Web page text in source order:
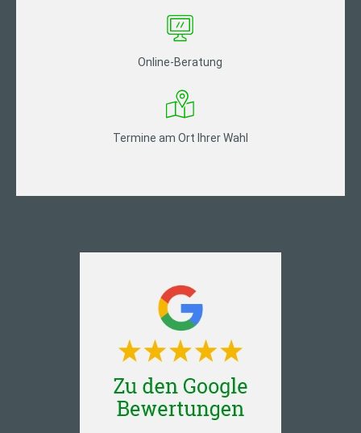
Online-Beratung
Termine am Ort Ihrer Wahl